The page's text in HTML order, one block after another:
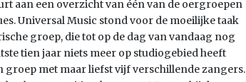
aan een overzicht van één van de oergroepen
Universal Music stond voor de moeilijke taak
groep, die tot op de dag van vandaag nog
tien jaar niets meer op studiogebied heeft
groep met maar liefst vijf verschillende zangers.